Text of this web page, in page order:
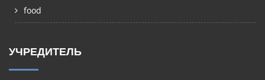
food
УЧРЕДИТЕЛЬ